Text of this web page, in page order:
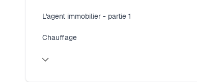
L'agent immobilier - partie 1
Chauffage